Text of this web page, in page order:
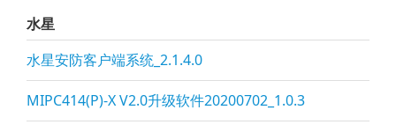
水星
水星安防客户端系统_2.1.4.0
MIPC414(P)-X V2.0升级软件20200702_1.0.3